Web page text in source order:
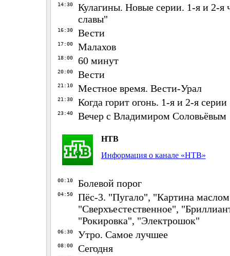
14:30
Кулагины. Новые серии. 1-я и 2-я
славы"
16:30 Вести
17:00 Малахов
18:00 60 минут
20:00 Вести
21:10 Местное время. Вести-Урал
21:30 Когда горит огонь. 1-я и 2-я серии
23:40 Вечер с Владимиром Соловьёвым
НТВ
Информация о канале «НТВ»
00:10 Болевой порог
04:50
Пёс-3. "Пугало", "Картина
"Сверхъестественное",
"Рокировка", "Электрошок"
06:30 Утро. Самое лучшее
08:00 Сегодня